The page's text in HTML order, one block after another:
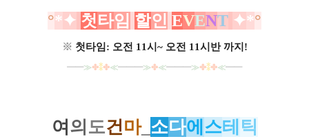
°*✦ 첫타임 할인 EVENT ✦*°
※ 첫타임: 오전 11시~ 오전 11시반 까지!
━━≫✤⁑✤≪━━━≫✤≪━━━≫✤⁑✤≪━━
여 의 도건마_ 소다에 스테 틱